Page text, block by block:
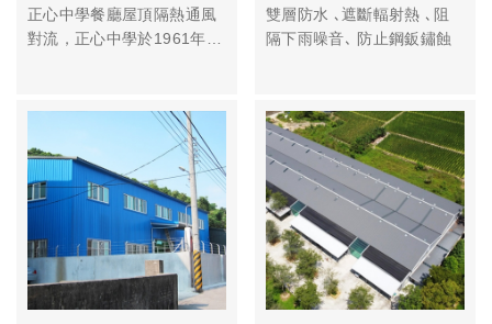
正心中學餐廳屋頂隔熱通風
對流，正心中學於1961年由
的完全中學。為了提供學子
一個像家舒適、有氛圍、輕
鬆的用餐環境，校方啟動餐
廳整修計畫，由校友 建築師
柯佳宏設計改善
雙層防水 ､遮斷輻射熱 ､阻
隔下雨噪音､ 防止鋼鈑鏽蝕